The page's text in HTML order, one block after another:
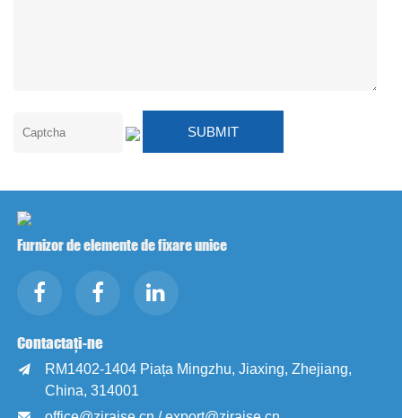
Furnizor de elemente de fixare unice
Contactați-ne

RM1402-1404 Piața Mingzhu, Jiaxing, Zhejiang,
China, 314001